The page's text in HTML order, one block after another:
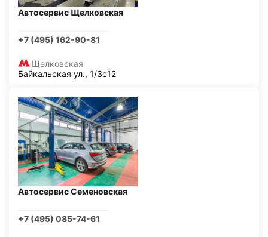
Автосервис Щелковская
+7 (495) 162-90-81
Щелковская
Байкальская ул., 1/3с12
Автосервис Семеновская
+7 (495) 085-74-61